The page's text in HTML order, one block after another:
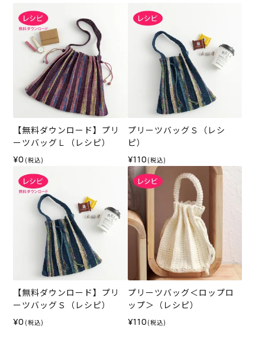
【無料ダウンロード】プリ
ーツバッグＬ（レシピ）
¥0 (税込)
プリーツバッグＳ（レシ
ピ）
¥110 (税込)
【無料ダウンロード】プリ
ーツバッグＳ（レシピ）
¥0 (税込)
プリーツバッグ＜ロップロ
ップ＞（レシピ）
¥110 (税込)